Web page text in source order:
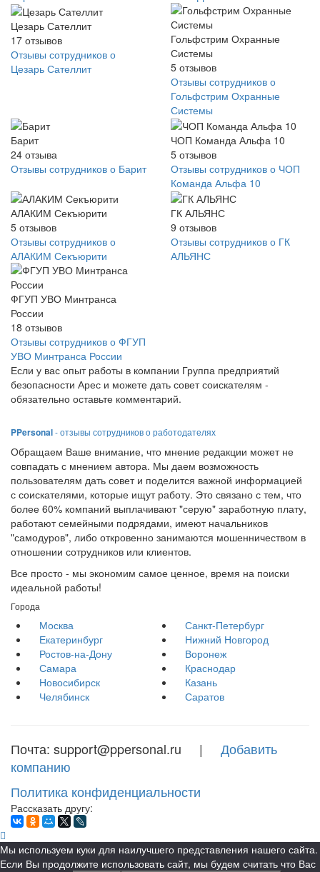
Цезарь Сателлит
17 отзывов
Отзывы сотрудников о
Цезарь Сателлит
Гольфстрим Охранные
Системы
5 отзывов
Отзывы сотрудников о
Гольфстрим Охранные
Системы
Барит
24 отзыва
Отзывы сотрудников о Барит
ЧОП Команда Альфа 10
5 отзывов
Отзывы сотрудников о ЧОП
Команда Альфа 10
АЛАКИМ Секъюрити
5 отзывов
Отзывы сотрудников о
АЛАКИМ Секъюрити
ГК АЛЬЯНС
9 отзывов
Отзывы сотрудников о ГК
АЛЬЯНС
ФГУП УВО Минтранса
России
18 отзывов
Отзывы сотрудников о ФГУП
УВО Минтранса России
Если у вас опыт работы в компании Группа предприятий
безопасности Арес и можете дать совет соискателям -
обязательно оставьте комментарий.
PPersonal- отзывы сотрудников о работодателях
Обращаем Ваше внимание, что мнение редакции может не
совпадать с мнением автора. Мы даем возможность
пользователям дать совет и поделится важной информацией
с соискателями, которые ищут работу. Это связано с тем, что
более 60% компаний выплачивают "серую" заработную плату,
работают семейными подрядами, имеют начальников
"самодуров", либо откровенно занимаются мошенничеством в
отношении сотрудников или клиентов.
Все просто - мы экономим самое ценное, время на поиски
идеальной работы!
Города
Москва
Санкт-Петербург
Екатеринбург
Нижний Новгород
Ростов-на-Дону
Воронеж
Самара
Краснодар
Новосибирск
Казань
Челябинск
Саратов
Почта: support@ppersonal.ru | Добавить
компанию
Политика конфиденциальности
Рассказать другу:
Мы используем куки для наилучшего представления нашего сайта.
Если Вы продолжите использовать сайт, мы будем считать что Вас